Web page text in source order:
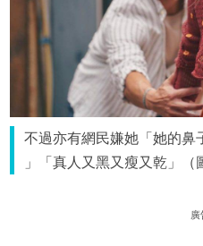
不過亦有網民嫌她「她的鼻
」「真人又黑又瘦又乾」（
廣